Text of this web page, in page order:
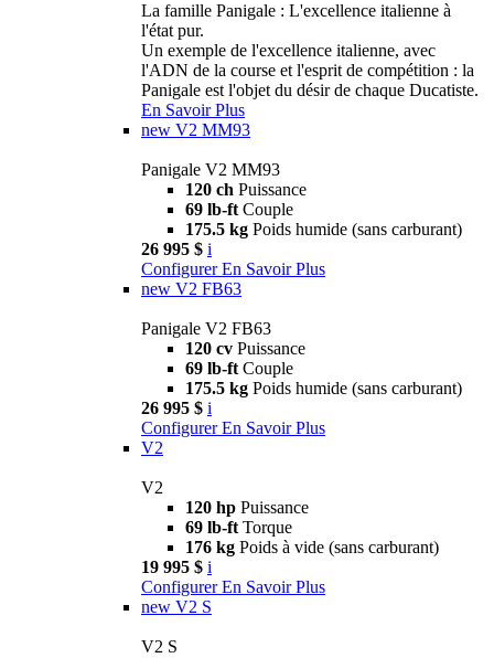
La famille Panigale : L'excellence italienne à
l'état pur.
Un exemple de l'excellence italienne, avec
l'ADN de la course et l'esprit de compétition : la
Panigale est l'objet du désir de chaque Ducatiste.
En Savoir Plus
new V2 MM93
Panigale V2 MM93
120 ch Puissance
69 lb-ft Couple
175.5 kg Poids humide (sans carburant)
26 995 $ i
Configurer En Savoir Plus
new V2 FB63
Panigale V2 FB63
120 cv Puissance
69 lb-ft Couple
175.5 kg Poids humide (sans carburant)
26 995 $ i
Configurer En Savoir Plus
V2
V2
120 hp Puissance
69 lb-ft Torque
176 kg Poids à vide (sans carburant)
19 995 $ i
Configurer En Savoir Plus
new V2 S
V2 S